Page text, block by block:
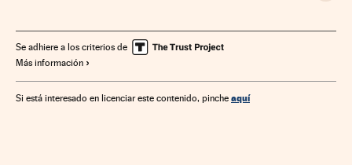
Se adhiere a los criterios de
Más información
Si está interesado en licenciar este contenido, pinche aquí